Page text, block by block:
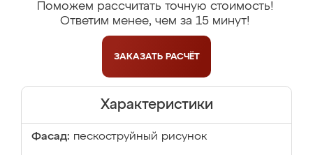
Поможем рассчитать точную стоимость!
Ответим менее, чем за 15 минут!
ЗАКАЗАТЬ РАСЧЁТ
Характеристики
Фасад: пескоструйный рисунок